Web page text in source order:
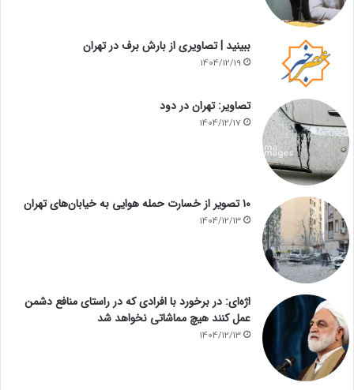
ببینید | تصاویری از بارش برف در تهران
1404/12/19
تصاویر: تهران در دود
1404/12/17
۱۰ تصویر از خسارت حمله هوایی به خیابان‌های تهران
1404/12/13
اژه‌ای: در برخورد با افرادی که در راستای منافع دشمن
عمل کنند هیچ مماشاتی نخواهد شد
1404/12/13